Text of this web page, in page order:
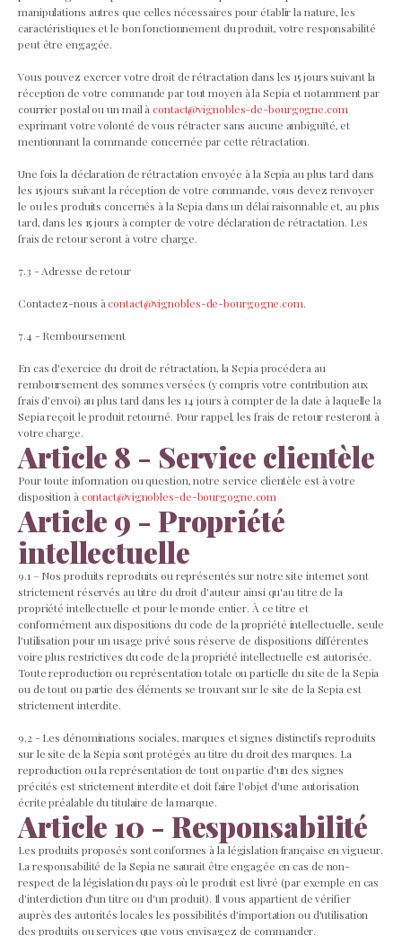
manipulations autres que celles nécessaires pour établir la nature, les
caractéristiques et le bon fonctionnement du produit, votre responsabilité
peut être engagée.
Vous pouvez exercer votre droit de rétractation dans les 15 jours suivant la
réception de votre commande par tout moyen à la Sepia et notamment par
courrier postal ou un mail àcontact@vignobles-de-bourgogne.com
exprimant votre volonté de vous rétracter sans aucune ambiguïté, et
mentionnant la commande concernée par cette rétractation.
Une fois la déclaration de rétractation envoyée à la Sepia au plus tard dans
les 15 jours suivant la réception de votre commande, vous devez renvoyer
le ou les produits concernés à la Sepia dans un délai raisonnable et, au plus
tard, dans les 15 jours à compter de votre déclaration de rétractation. Les
frais de retour seront à votre charge.
7.3 - Adresse de retour
Contactez-nous àcontact@vignobles-de-bourgogne.com.
7.4 - Remboursement
En cas d'exercice du droit de rétractation, la Sepia procédera au
remboursement des sommes versées (y compris votre contribution aux
frais d’envoi) au plus tard dans les 14 jours à compter de la date à laquelle la
Sepia reçoit le produit retourné. Pour rappel, les frais de retour resteront à
votre charge.
Article 8 - Service clientèle
Pour toute information ou question, notre service clientèle est à votre
disposition à contact@vignobles-de-bourgogne.com
Article 9 - Propriété
intellectuelle
9.1 – Nos produits reproduits ou représentés sur notre site internet sont
strictement réservés au titre du droit d'auteur ainsi qu'au titre de la
propriété intellectuelle et pour le monde entier. À ce titre et
conformément aux dispositions du code de la propriété intellectuelle, seule
l'utilisation pour un usage privé sous réserve de dispositions différentes
voire plus restrictives du code de la propriété intellectuelle est autorisée.
Toute reproduction ou représentation totale ou partielle du site de la Sepia
ou de tout ou partie des éléments se trouvant sur le site de la Sepia est
strictement interdite.
9.2 - Les dénominations sociales, marques et signes distinctifs reproduits
sur le site de la Sepia sont protégés au titre du droit des marques. La
reproduction ou la représentation de tout ou partie d'un des signes
précités est strictement interdite et doit faire l'objet d'une autorisation
écrite préalable du titulaire de la marque.
Article 10 - Responsabilité
Les produits proposés sont conformes à la législation française en vigueur.
La responsabilité de la Sepia ne saurait être engagée en cas de non-
respect de la législation du pays où le produit est livré (par exemple en cas
d'interdiction d'un titre ou d'un produit). Il vous appartient de vérifier
auprès des autorités locales les possibilités d'importation ou d'utilisation
des produits ou services que vous envisagez de commander.